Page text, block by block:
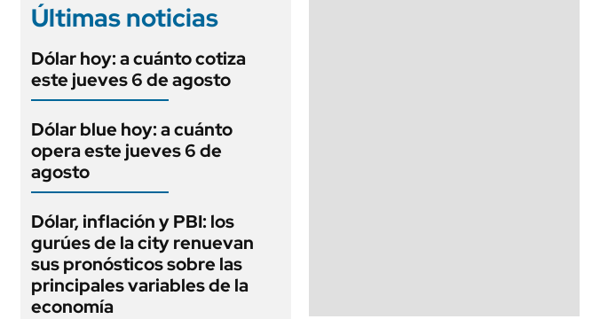
Últimas noticias
Dólar hoy: a cuánto cotiza
este jueves 6 de agosto
Dólar blue hoy: a cuánto
opera este jueves 6 de
agosto
Dólar, inflación y PBI: los
gurúes de la city renuevan
sus pronósticos sobre las
principales variables de la
economía